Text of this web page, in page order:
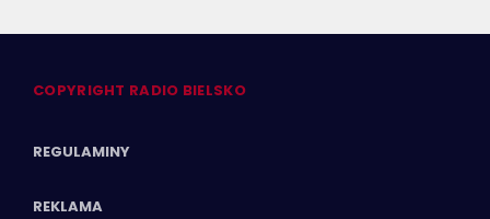
COPYRIGHT RADIO BIELSKO
REGULAMINY
REKLAMA